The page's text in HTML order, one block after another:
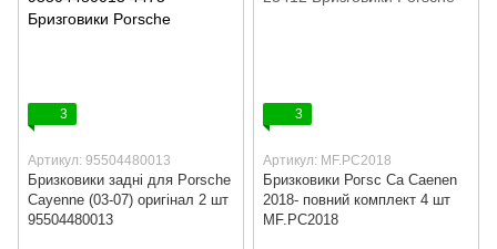
3
Артикул: 95504480013
Бризковики задні для Porsche
Cayenne (03-07) оригінал 2 шт
95504480013
3
Артикул: MF.PC2018
Бризковики Рогѕс Ca Caenen
2018- повний комплект 4 шт
MF.PC2018